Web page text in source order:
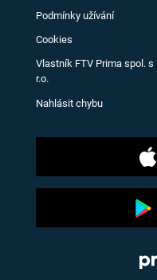
Podmínky užívání
Cookies
Vlastník FTV Prima spol. s
r.o.
Nahlásit chybu